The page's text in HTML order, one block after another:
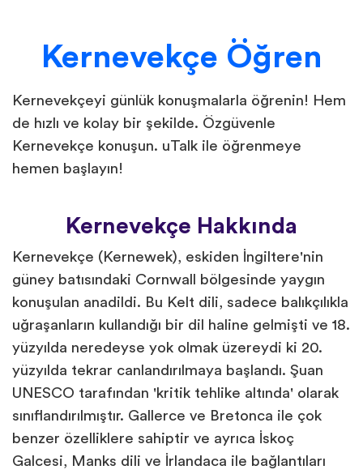
Kernevekçe Öğren
Kernevekçeyi günlük konuşmalarla öğrenin! Hem
de hızlı ve kolay bir şekilde. Özgüvenle
Kernevekçe konuşun. uTalk ile öğrenmeye
hemen başlayın!
Kernevekçe Hakkında
Kernevekçe (Kernewek), eskiden İngiltere'nin
güney batısındaki Cornwall bölgesinde yaygın
konuşulan anadildi. Bu Kelt dili, sadece balıkçılıkla
uğraşanların kullandığı bir dil haline gelmişti ve 18.
yüzyılda neredeyse yok olmak üzereydi ki 20.
yüzyılda tekrar canlandırılmaya başlandı. Şuan
UNESCO tarafından 'kritik tehlike altında' olarak
sınıflandırılmıştır. Gallerce ve Bretonca ile çok
benzer özelliklere sahiptir ve ayrıca İskoç
Galcesi, Manks dili ve İrlandaca ile bağlantıları